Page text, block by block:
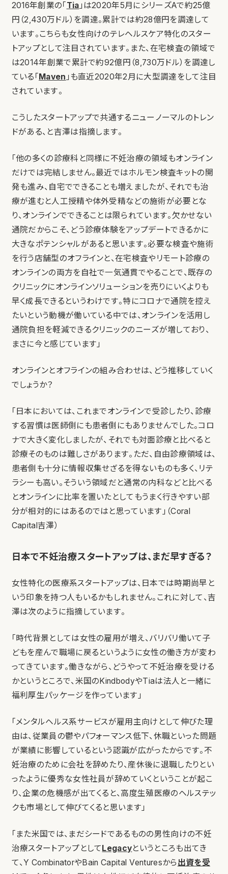
2016年創業の「 Tia 」は2020年5月にシリーズAで約25億
円（2,430万ドル）を調達。累計では約28億円を調達して
います。こちらも女性向けのテレヘルスケア特化のスター
トアップとして注目されています。また、在宅検査の領域で
は2014年創業で累計で約92億円（8,730万ドル）を調達し
ている「 Maven 」も直近2020年2月に大型調達をして注目
されています。
こうしたスタートアップで共通するニューノーマルのトレン
ドがある、と吉澤は指摘します。
「他の多くの診療科と同様に不妊治療の領域もオンライン
だけでは完結しません。最近ではホルモン検査キットの開
発も進み、自宅でできることも増えましたが、それでも治
療が進むと人工授精や体外受精などの施術が必要とな
り、オンラインでできることは限られています。欠かせない
通院だからこそ、どう診療体験をアップデートできるかに
大きなポテンシャルがあると思います。必要な検査や施術
を行う店舗型のオフラインと、在宅検査やリモート診療の
オンラインの両方を自社で一気通貫でやることで、既存の
クリニックにオンラインソリューションを売りにいくよりも
早く成長できるというわけです。特にコロナで通院を控え
たいという動機が働いている中では、オンラインを活用し
通院負担を軽減できるクリニックのニーズが増しており、
まさに今と感じています」
オンラインとオフラインの組み合わせは、どう推移していく
でしょうか？
「日本においては、これまでオンラインで受診したり、診療
する習慣は医師側にも患者側にもありませんでした。コロ
ナで大きく変化しましたが、それでも対面診療と比べると
診療そのものは難しさがあります。ただ、自由診療領域は、
患者側も十分に情報収集せざるを得ないものも多く、リテ
ラシーも高い。そういう領域だと通常の内科などと比べる
とオンラインに比率を置いたとしてもうまく行きやすい部
分が相対的にはあるのではと思っています」（Coral
Capital吉澤）
日本で不妊治療スタートアップは、まだ早すぎる？
女性特化の医療系スタートアップは、日本では時期尚早と
いう印象を持つ人もいるかもしれません。これに対して、吉
澤は次のように指摘しています。
「時代背景としては女性の雇用が増え、バリバリ働いて子
どもを産んで職場に戻るというように女性の働き方が変わ
ってきています。働きながら、どうやって不妊治療を受ける
かというところで、米国のKindbodyやTiaは法人と一緒に
福利厚生パッケージを作っています」
「メンタルヘルス系サービスが雇用主向けとして伸びた理
由は、従業員の鬱やパフォーマンス低下、休職といった問題
が業績に影響しているという認識が広がったからです。不
妊治療のために会社を辞めたり、産休後に退職したりとい
ったように優秀な女性社員が辞めていくということが起こ
り、企業の危機感が出てくると、高度生殖医療のヘルステッ
クも市場として伸びてくると思います」
「また米国では、まだシードであるものの男性向けの不妊
治療スタートアップとして Legacyというところも出てき
て、Y CombinatorやBain Capital Venturesから出資を受